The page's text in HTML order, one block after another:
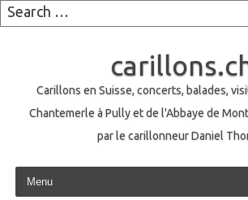
Carillons en Suisse, concerts, balades,
Chantemerle à Pully et de l'Abbaye de
par le carillonneur Daniel
Skip to content